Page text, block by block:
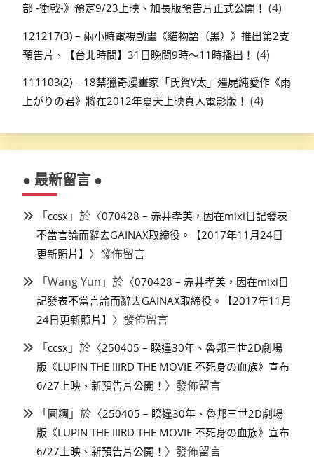
部 -衝戟-》預定9/23上映、加長版預告片正式公開！ (4)
121217(3) – 兩小時電視動畫《貓物語（黑）》推出第2支
預告片、【台北時間】31日晚間9時～11時播出！ (4)
111103(2) – 18禁獵奇漫畫家「氏賀Y太」殭屍純愛作《雨
上がりの君》將在2012年夏天上映真人電影版！ (4)
● 最新留言 ●
「ccsx 」於〈070428 – 赤井孝美，因在mixi日記發表
不當言論而辭去GAINAX取締役。【2017年11月24日
更新照片】 〉發佈留言
「Wang Yun 」於〈070428 – 赤井孝美，因在mixi日
記發表不當言論而辭去GAINAX取締役。【2017年11月
24日更新照片】 〉發佈留言
「ccsx 」於〈250405 – 睽違30年、魯邦三世2D劇場
版《LUPIN THE IIIRD THE MOVIE 不死身の血族》宣布
6/27上映、新預告片公開！ 〉發佈留言
「圓糰 」於〈250405 – 睽違30年、魯邦三世2D劇場
版《LUPIN THE IIIRD THE MOVIE 不死身の血族》宣布
6/27上映、新預告片公開！ 〉發佈留言